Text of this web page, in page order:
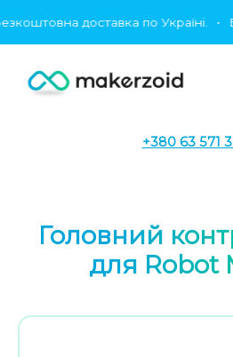
доставка по Україні. •
+380 63 571
Головний
для Robot